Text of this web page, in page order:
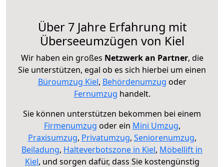
Über 7 Jahre Erfahrung mit
Überseeumzügen von Kiel
Wir haben ein großes Netzwerk an Partner, die
Sie unterstützen, egal ob es sich hierbei um einen
Büroumzug Kiel, Behördenumzug oder
Fernumzug handelt.
Sie können unterstützen bekommen bei einem
Firmenumzug oder ein Mini Umzug,
Praxisumzug, Privatumzug, Seniorenumzug,
Beiladung, Halteverbotszone in Kiel, Möbellift in
Kiel, und sorgen dafür, dass Sie kostengünstig